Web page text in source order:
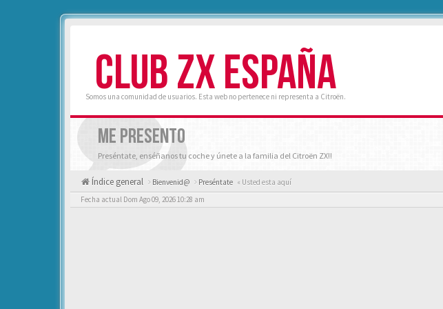
CLUB ZX ESPAÑA
Somos una comunidad de usuarios. Esta web no pertenece ni representa a Citroën.
ME PRESENTO
Preséntate, enséñanos tu coche y únete a la familia del Citroën ZX!!
Índice general Bienvenid@ Preséntate « Usted esta aquí
Fecha actual Dom Ago 09, 2026 10:28 am